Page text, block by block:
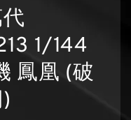
1/144
鳳凰 (破